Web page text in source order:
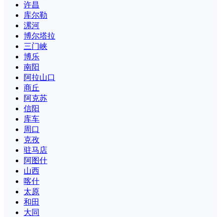
许昌
库尔勒
漯河
博尔塔拉
三门峡
博乐
南阳
阿拉山口
商丘
阿克苏
信阳
库车
周口
克孜
驻马店
阿图什
山西
喀什
太原
和田
大同